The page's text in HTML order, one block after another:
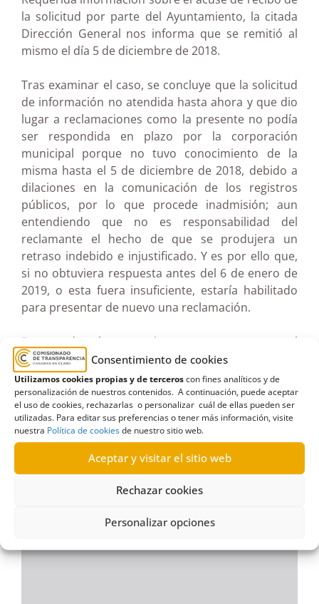
Consentimiento de cookies
Utilizamos cookies propias y de terceroscon fines analíticos y de
personalización de nuestros contenidos. A continuación, puede aceptar
el uso de cookies, rechazarlas o personalizar cuál de ellas pueden ser
utilizadas. Para editar sus preferencias o tener más información, visite
nuestra Política de cookiesde nuestro sitio web.
Aceptar y visitar el sitio web
Rechazar cookies
Personalizar opciones
la solicitud por parte del Ayuntamiento, la citada
Dirección General nos informa que se remitió al
mismo el día 5 de diciembre de 2018.
Tras examinar el caso, se concluye que la solicitud
de información no atendida hasta ahora y que dio
lugar a reclamaciones como la presente no podía
ser respondida en plazo por la corporación
municipal porque no tuvo conocimiento de la
misma hasta el 5 de diciembre de 2018, debido a
dilaciones en la comunicación de los registros
públicos, por lo que procede inadmisión; aun
entendiendo que no es responsabilidad del
reclamante el hecho de que se produjera un
retraso indebido e injustificado. Y es por ello que,
si no obtuviera respuesta antes del 6 de enero de
2019, o esta fuera insuficiente, estaría habilitado
para presentar de nuevo una reclamación.
Por todo lo anteriormente expuesto, el
Comisionado resuelve inadmitir a trámite la
reclamación toda vez que la misma fue presentada
fuera del plazo legalmente previsto para ello.
Ver documento pdf en pantalla completa